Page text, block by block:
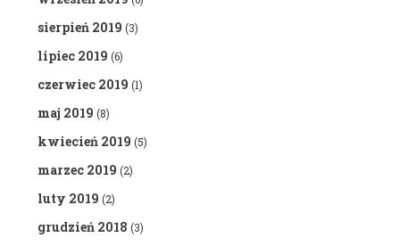
sierpień 2019 (3)
lipiec 2019 (6)
czerwiec 2019 (1)
maj 2019 (8)
kwiecień 2019 (5)
marzec 2019 (2)
luty 2019 (2)
grudzień 2018 (3)